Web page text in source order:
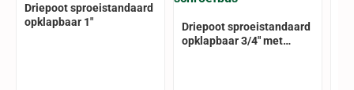
Driepoot sproeistandaard
opklapbaar 1"
Driepoot sproeistandaard
opklapbaar 3/4" met